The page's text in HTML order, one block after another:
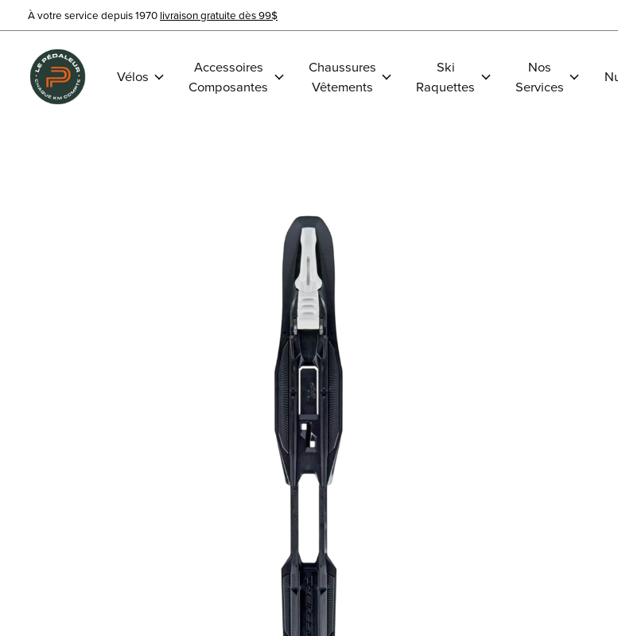
À votre service depuis 1970 livraison gratuite dès 99$
Vélos
Accessoires
Composantes
Chaussures
Vêtements
Ski
Raquettes
Nos
Services